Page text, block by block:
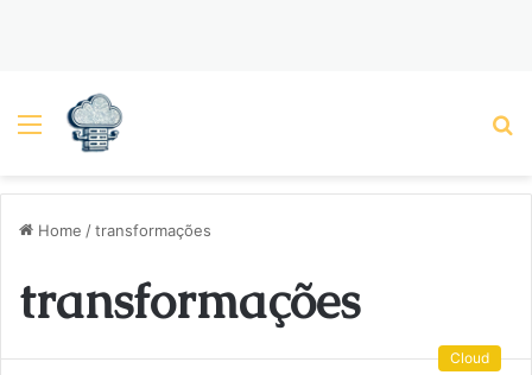
Menu
Home /transformações
transformações
Cloud